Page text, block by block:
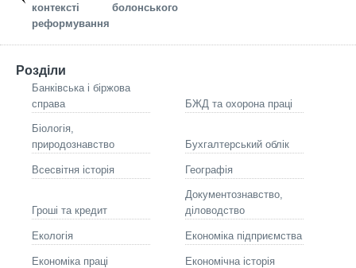
контексті болонського
реформування
Розділи
Банківська і біржова
справа
БЖД та охорона праці
Біологія,
природознавство
Бухгалтерський облік
Всесвітня історія Географія
Гроші та кредит
Документознавство,
діловодство
Екологія Економіка підприємства
Економіка праці Економічна історія